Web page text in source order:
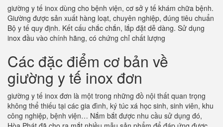
giường y tế inox dùng cho bệnh viện, cơ sở y tế khám chữa bệnh.
Giường được sản xuất hàng loạt, chuyên nghiệp, đúng tiêu chuẩn
Bộ y tế quy định. Kết cấu chắc chắn, lắp đặt dễ dàng. Sử dụng
inox đầu vào chính hãng, có chứng chỉ chất lượng
Các đặc điểm cơ bản về
giường y tế inox đơn
giường y tế inox đơn là một trong những đồ nội thất quan trọng
không thể thiếu tại các gia đình, ký túc xá học sinh, sinh viên, khu
công nghiệp, bệnh viện… Nắm bắt được nhu cầu sử dụng đó,